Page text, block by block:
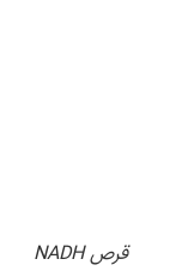
قرص NADH